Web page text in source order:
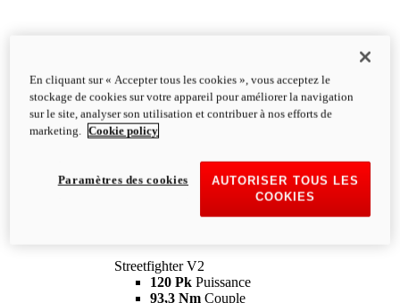
Streetfighter V2
120 Pk Puissance
93,3 Nm Couple
En cliquant sur « Accepter tous les cookies », vous acceptez le
stockage de cookies sur votre appareil pour améliorer la navigation
sur le site, analyser son utilisation et contribuer à nos efforts de
marketing.
Cookie policy
AUTORISER TOUS LES
COOKIES
Paramètres des cookies